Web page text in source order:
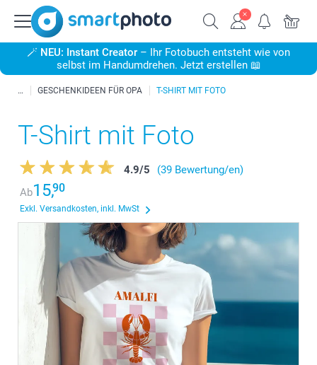
🪄 NEU: Instant Creator – Ihr Fotobuch entsteht wie von
selbst im Handumdrehen. Jetzt erstellen 📖
GESCHENKIDEEN FÜR OPA T-SHIRT MIT FOTO
T-Shirt mit Foto
4.9/5
(39 Bewertung/en)
Ab15,90
Exkl. Versandkosten, inkl. MwSt